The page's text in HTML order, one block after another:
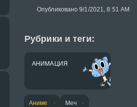
Опубликовано 9/1/2021, 8:51 AM
Рубрики и теги:
АНИМАЦИЯ
Аниме Меч